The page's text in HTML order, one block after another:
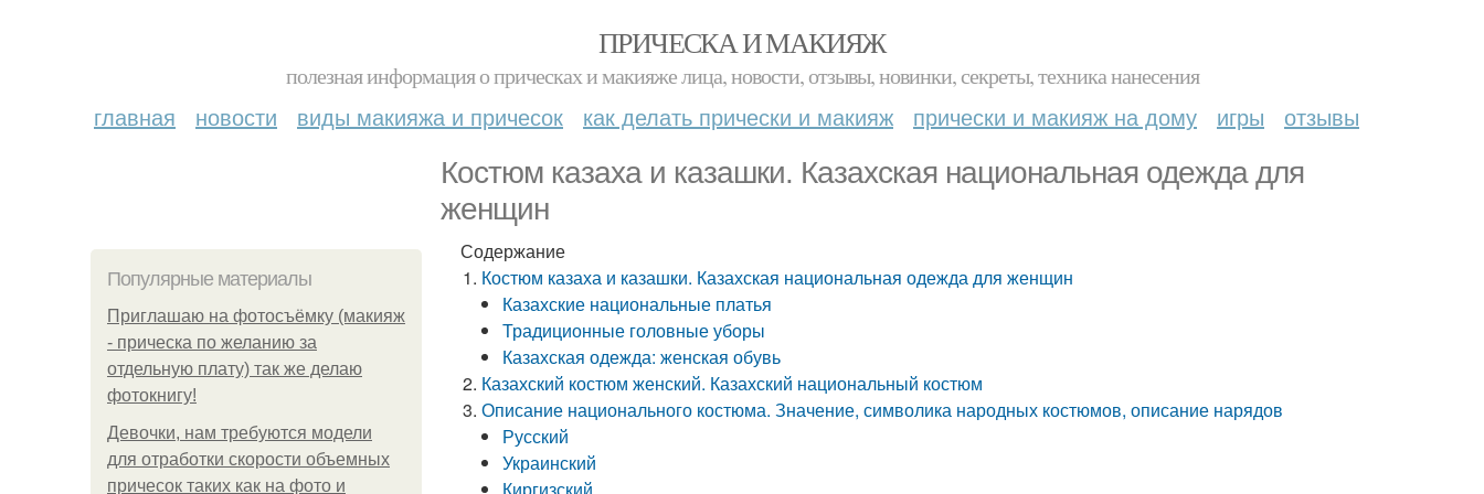
ПРИЧЕСКА И МАКИЯЖ
полезная информация о прическах и макияже лица, новости, отзывы, новинки, секреты, техника нанесения
главная новости виды макияжа и причесок как делать прически и макияж прически и макияж на дому игры отзывы
Костюм казаха и казашки. Казахская национальная одежда для
женщин
Популярные материалы
Приглашаю на фотосъёмку (макияж
- прическа по желанию за
отдельную плату) так же делаю
фотокнигу!
Девочки, нам требуются модели
для отработки скорости объемных
причесок таких как на фото и
Содержание
Костюм казаха и казашки. Казахская национальная одежда для женщин
Казахские национальные платья
Традиционные головные уборы
Казахская одежда: женская обувь
Казахский костюм женский. Казахский национальный костюм
Описание национального костюма. Значение, символика народных костюмов, описание нарядов
Русский
Украинский